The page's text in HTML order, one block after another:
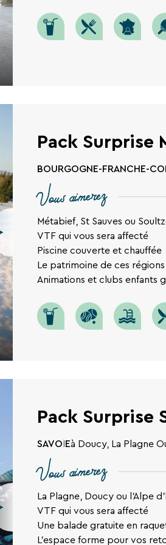
Pack Surprise
BOURGOGNE-FRANCHE-
Vous aimerez
Métabief, St Sauves ou
VTF qui vous sera affecté
Piscine couverte et chauffée
Le patrimoine de ces régions
Animations et clubs enfants
Pack Surprise
SAVOIEà Doucy, La Plagne
Vous aimerez
La Plagne, Doucy ou l'Alpe
VTF qui vous sera affecté
Une balade gratuite en
L'espace forme pour vos